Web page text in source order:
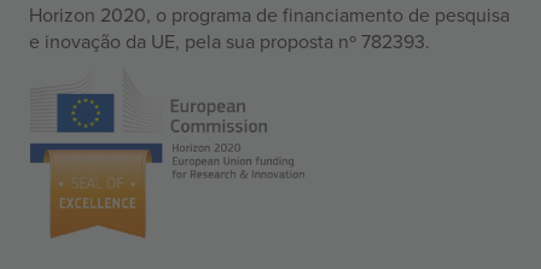
Horizon 2020, o programa de financiamento de pesquisa
e inovação da UE, pela sua proposta nº 782393.